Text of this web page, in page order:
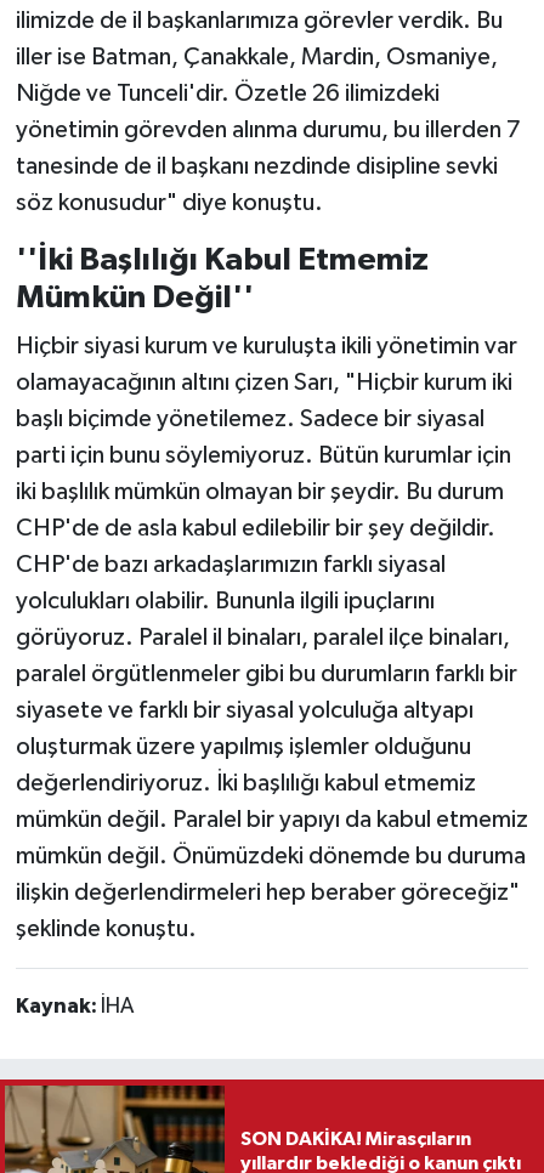
ilimizde de il başkanlarımıza görevler verdik. Bu
iller ise Batman, Çanakkale, Mardin, Osmaniye,
Niğde ve Tunceli'dir. Özetle 26 ilimizdeki
yönetimin görevden alınma durumu, bu illerden 7
tanesinde de il başkanı nezdinde disipline sevki
söz konusudur" diye konuştu.
''İki Başlılığı Kabul Etmemiz
Mümkün Değil''
Hiçbir siyasi kurum ve kuruluşta ikili yönetimin var
olamayacağının altını çizen Sarı, "Hiçbir kurum iki
başlı biçimde yönetilemez. Sadece bir siyasal
parti için bunu söylemiyoruz. Bütün kurumlar için
iki başlılık mümkün olmayan bir şeydir. Bu durum
CHP'de de asla kabul edilebilir bir şey değildir.
CHP'de bazı arkadaşlarımızın farklı siyasal
yolculukları olabilir. Bununla ilgili ipuçlarını
görüyoruz. Paralel il binaları, paralel ilçe binaları,
paralel örgütlenmeler gibi bu durumların farklı bir
siyasete ve farklı bir siyasal yolculuğa altyapı
oluşturmak üzere yapılmış işlemler olduğunu
değerlendiriyoruz. İki başlılığı kabul etmemiz
mümkün değil. Paralel bir yapıyı da kabul etmemiz
mümkün değil. Önümüzdeki dönemde bu duruma
ilişkin değerlendirmeleri hep beraber göreceğiz"
şeklinde konuştu.
Kaynak: İHA
SON DAKİKA! Mirasçıların
yıllardır beklediği o kanun çıktı